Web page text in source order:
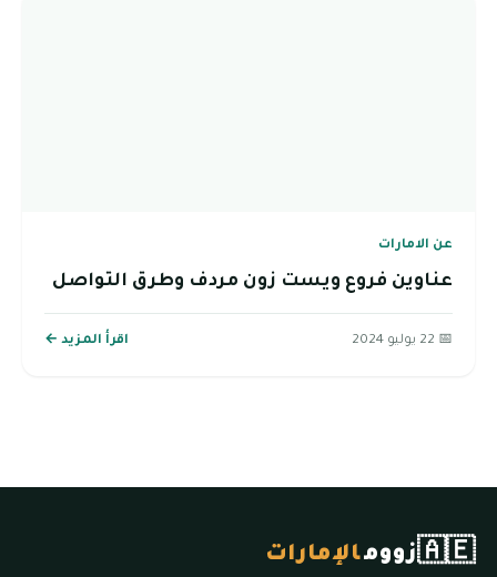
عن الامارات
عناوين فروع ويست زون مردف وطرق التواصل
📅 22 يوليو 2024 اقرأ المزيد ←
🇦🇪زوومالإمارات